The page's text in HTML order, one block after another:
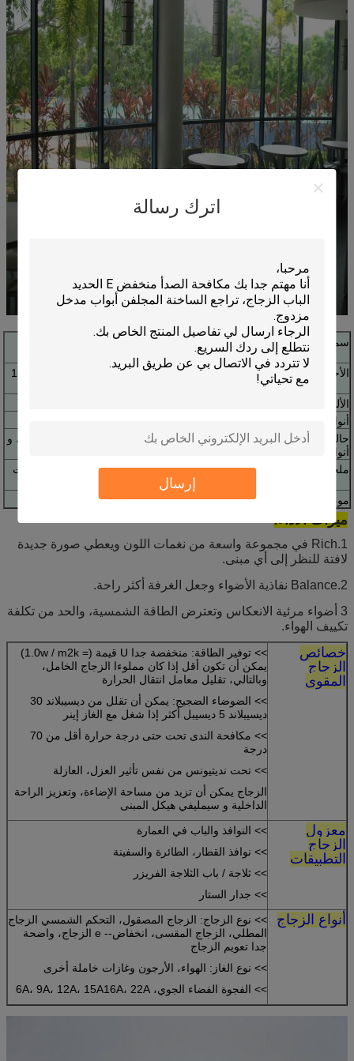
اترك رسالة
إرسال
سماكة
ملليمتر
الأحجام
1830x2440mm، 2134x3300mm، 2250x3300mm،
الألوان:
أنواع الطلاء
حاليا المنخفضة e
أنواع الزجاج
واحد الفضة عالية النفاذية، واحد الفضة التظليل عالية، و
ملحوظة
سيسن يمكن تخصيص الزجاج المطلي وفقا لمواصفات
وألوان معينة من عملائنا.
موعد التسليم
في غضون أربعة أسابيع بعد تأكيد الطلب.
ميزات الأداء:
1.Rich في مجموعة واسعة من نغمات اللون ويعطي صورة جديدة
لافتة للنظر إلى أي مبنى.
2.Balance نفاذية الأضواء وجعل الغرفة أكثر راحة.
3 أضواء مرئية الانعكاس وتعترض الطاقة الشمسية، والحد من تكلفة
تكييف الهواء.
خصائص
الزجاج
المقوى
>> توفير الطاقة: منخفضة جدا U قيمة (= 1.0w / m2k)
يمكن أن تكون أقل إذا كان مملوءا الزجاج الخامل،
وبالتالي، تقليل معامل انتقال الحرارة
>> الضوضاء الضجيج: يمكن أن تقلل من ديسيبلاند 30
ديسيبلاند 5 ديسيبل أكثر إذا شغل مع الغاز إينر
>> مكافحة الندى تحت حتى درجة حرارة أقل من 70
درجة
>> تحت نديتيونس من نفس تأثير العزل، العازلة
الزجاج يمكن أن تزيد من مساحة الإضاءة، وتعزيز الراحة
الداخلية و سيمليفي هيكل المبنى
معزول
الزجاج
التطبيقات
>> النوافذ والباب في العمارة
>> نوافذ القطار، الطائرة والسفينة
>> ثلاجة / باب الثلاجة الفريزر
>> جدار الستار
أنواع الزجاج
>> نوع الزجاج: الزجاج المصقول، التحكم الشمسي الزجاج
المطلي، الزجاج المقسى، انخفاض-- e الزجاج، واضحة
جدا تعويم الزجاج
>> نوع الغاز: الهواء، الأرجون وغازات خاملة أخرى
>> الفجوة الفضاء الجوي، 6A، 9A، 12A، 15A16A، 22A